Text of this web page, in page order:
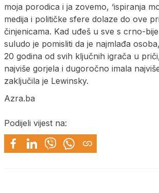
moja porodica i ja zovemo, ‘ispiranja
medija i političke sfere dolaze do ove
činjenicama. Kad uđeš u sve s crno-
suludo je pomisliti da je najmlađa
20 godina od svih ključnih igrača u
najviše gorjela i dugoročno imala
zaključila je Lewinsky.
Azra.ba
Podijeli vijest na: